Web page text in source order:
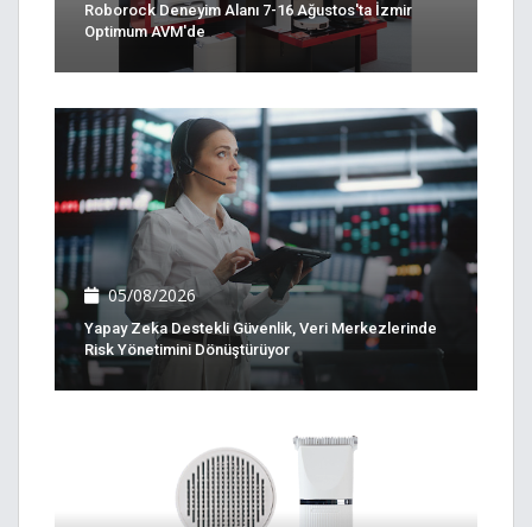
Roborock Deneyim Alanı 7-16 Ağustos'ta İzmir
Optimum AVM'de
05/08/2026
Yapay Zeka Destekli Güvenlik, Veri Merkezlerinde
Risk Yönetimini Dönüştürüyor